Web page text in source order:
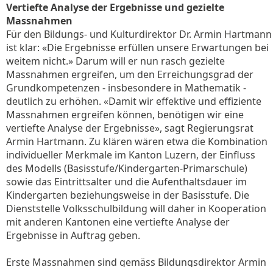
Vertiefte Analyse der Ergebnisse und gezielte
Massnahmen
Für den Bildungs- und Kulturdirektor Dr. Armin Hartmann
ist klar: «Die Ergebnisse erfüllen unsere Erwartungen bei
weitem nicht.» Darum will er nun rasch gezielte
Massnahmen ergreifen, um den Erreichungsgrad der
Grundkompetenzen - insbesondere in Mathematik -
deutlich zu erhöhen. «Damit wir effektive und effiziente
Massnahmen ergreifen können, benötigen wir eine
vertiefte Analyse der Ergebnisse», sagt Regierungsrat
Armin Hartmann. Zu klären wären etwa die Kombination
individueller Merkmale im Kanton Luzern, der Einfluss
des Modells (Basisstufe/Kindergarten-Primarschule)
sowie das Eintrittsalter und die Aufenthaltsdauer im
Kindergarten beziehungsweise in der Basisstufe. Die
Dienststelle Volksschulbildung will daher in Kooperation
mit anderen Kantonen eine vertiefte Analyse der
Ergebnisse in Auftrag geben.
Erste Massnahmen sind gemäss Bildungsdirektor Armin